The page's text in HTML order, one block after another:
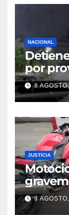
NACIONAL
por
adulto
8
JUSTICIA
Flores
8